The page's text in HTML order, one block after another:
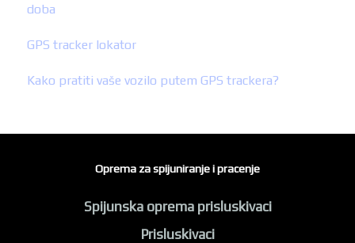
doba
GPS tracker lokator
Kako pratiti vaše vozilo putem GPS trackera?
Oprema za spijuniranje i pracenje
Spijunska oprema prisluskivaci
Prisluskivaci